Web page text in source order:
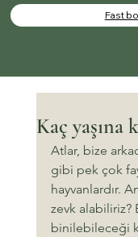
Fast
Kaç
Atlar, bize
gibi pek çok
hayvanlardır.
zevk alabiliriz?
binilebileceği